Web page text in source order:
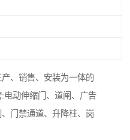
、销售、安装为一体的
电动伸缩门、道闸、广告
门禁通道、升降柱、岗